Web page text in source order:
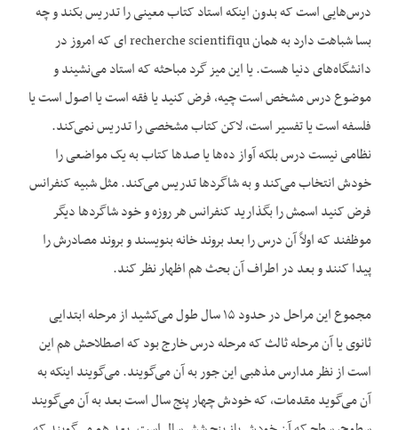
درس‌هایی است که بدون اینکه استاد کتاب معینی را تدریس بکند و چه
بسا شباهت دارد به همان recherche scientifiqu ای که امروز در
دانشگاه‌های دنیا هست. یا این میز گرد مباحثه که استاد می‌نشیند و
موضوع درس مشخص است چیه، فرض کنید یا فقه است یا اصول است یا
فلسفه است یا تفسیر است، لاکن کتاب مشخصی را تدریس نمی‌کند.
نظامی نیست درس بلکه آواز ده‌ها یا صدها کتاب به یک مواضعی را
خودش انتخاب می‌کند و به شاگردها تدریس می‌کند. مثل شبیه کنفرانس
فرض کنید اسمش را بگذارید کنفرانس هر روزه و خود شاگردها دیگر
موظفند که اولاً آن درس را بعد بروند خانه بنویسند و بروند مصادرش را
پیدا کنند و بعد در اطراف آن بحث هم اظهار نظر کند.
مجموع این مراحل در حدود ۱۵ سال طول می‌کشید از مرحله ابتدایی
ثانوی یا آن مرحله ثالث که مرحله درس خارج بود که اصطلاحش هم این
است از نظر مدارس مذهبی این جور به آن می‌گویند. می‌گویند اینکه به
آن می‌گوید مقدمات، که خودش چهار پنج سال است بعد به آن می‌گویند